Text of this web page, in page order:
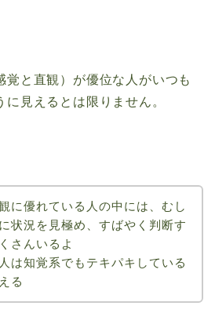
覚と直観）が優位な人がいつも
見えるとは限りません。
に優れている人の中には、むし
状況を見極め、すばやく判断す
さんいるよ
は知覚系でもテキパキしている
る